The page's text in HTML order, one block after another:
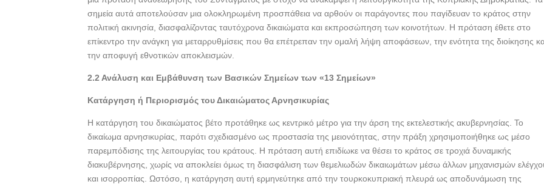
σημεία αυτά αποτελούσαν μια ολοκληρωμένη προσπάθεια να αρθούν οι παράγοντες που παγίδευαν το κράτος στην
πολιτική ακινησία, διασφαλίζοντας ταυτόχρονα δικαιώματα και εκπροσώπηση των κοινοτήτων. Η πρόταση έθετε στο
επίκεντρο την ανάγκη για μεταρρυθμίσεις που θα επέτρεπαν την ομαλή λήψη αποφάσεων, την ενότητα της διοίκησης
την αποφυγή εθνοτικών αποκλεισμών.
2.2 Ανάλυση και Εμβάθυνση των Βασικών Σημείων των «13 Σημείων»
Κατάργηση ή Περιορισμός του Δικαιώματος Αρνησικυρίας
Η κατάργηση του δικαιώματος βέτο προτάθηκε ως κεντρικό μέτρο για την άρση της εκτελεστικής ακυβερνησίας. Το
δικαίωμα αρνησικυρίας, παρότι σχεδιασμένο ως προστασία της μειονότητας, στην πράξη χρησιμοποιήθηκε ως μέσο
παρεμπόδισης της λειτουργίας του κράτους. Η πρόταση αυτή επιδίωκε να θέσει το κράτος σε τροχιά δυναμικής
διακυβέρνησης, χωρίς να αποκλείει όμως τη διασφάλιση των θεμελιωδών δικαιωμάτων μέσω άλλων μηχανισμών
και ισορροπίας. Ωστόσο, η κατάργηση αυτή ερμηνεύτηκε από την τουρκοκυπριακή πλευρά ως αποδυνάμωση της